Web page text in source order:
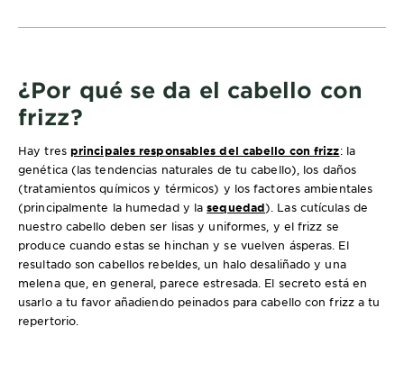
¿Por qué se da el cabello con
frizz?
Hay tres principales responsables del cabello con frizz: la
genética (las tendencias naturales de tu cabello), los daños
(tratamientos químicos y térmicos) y los factores ambientales
(principalmente la humedad y lasequedad). Las cutículas de
nuestro cabello deben ser lisas y uniformes, y el frizz se
produce cuando estas se hinchan y se vuelven ásperas. El
resultado son cabellos rebeldes, un halo desaliñado y una
melena que, en general, parece estresada. El secreto está en
usarlo a tu favor añadiendo peinados para cabello con frizz a tu
repertorio.